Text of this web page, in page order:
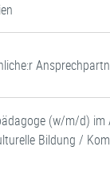
(w/m/d) im
Bildung /